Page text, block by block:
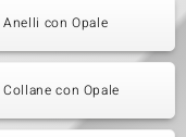
Anelli con Opale
Collane con Opale